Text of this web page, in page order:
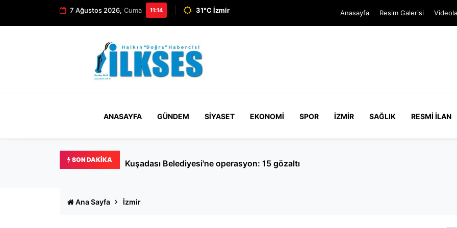
7 Ağustos 2026, Cuma 11:14 31°C İzmir Anasayfa Resim Galerisi
ANASAYFA GÜNDEM SIYASET EKONOMI SPOR İZMIR SAĞLIK RESMI İLAN
SON DAKIKA Menderes Belediye Başkanı İlkay Çiçek’in ifadesi ortaya çıktı: Mesajlar yapay zeka
Ana Sayfa İzmir